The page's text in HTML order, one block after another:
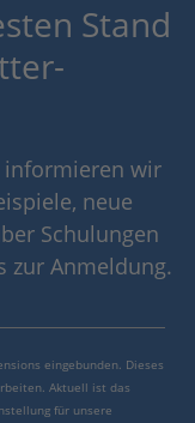
Stand
informieren wir
neue
Schulungen
zur Anmeldung.
eingebunden. Dieses
Aktuell ist das
für unsere